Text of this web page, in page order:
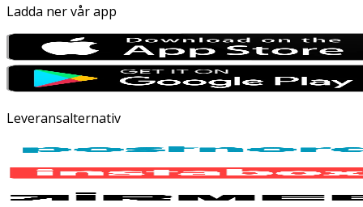
Ladda ner vår app
Leveransalternativ